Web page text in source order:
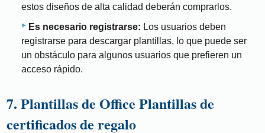
estos diseños de alta calidad deberán comprarlos.
Es necesario registrarse: Los usuarios deben
registrarse para descargar plantillas, lo que puede ser
un obstáculo para algunos usuarios que prefieren un
acceso rápido.
7. Plantillas de Office Plantillas de
certificados de regalo